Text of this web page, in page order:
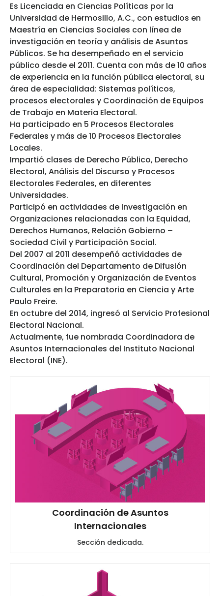
Es Licenciada en Ciencias Políticas por la
Universidad de Hermosillo, A.C., con estudios en
Maestría en Ciencias Sociales con línea de
investigación en teoría y análisis de Asuntos
Públicos. Se ha desempeñado en el servicio
público desde el 2011. Cuenta con más de 10 años
de experiencia en la función pública electoral, su
área de especialidad: Sistemas políticos,
procesos electorales y Coordinación de Equipos
de Trabajo en Materia Electoral.
Ha participado en 5 Procesos Electorales
Federales y más de 10 Procesos Electorales
Locales.
Impartió clases de Derecho Público, Derecho
Electoral, Análisis del Discurso y Procesos
Electorales Federales, en diferentes
Universidades.
Participó en actividades de Investigación en
Organizaciones relacionadas con la Equidad,
Derechos Humanos, Relación Gobierno –
Sociedad Civil y Participación Social.
Del 2007 al 2011 desempeñó actividades de
Coordinación del Departamento de Difusión
Cultural, Promoción y Organización de Eventos
Culturales en la Preparatoria en Ciencia y Arte
Paulo Freire.
En octubre del 2014, ingresó al Servicio Profesional
Electoral Nacional.
Actualmente, fue nombrada Coordinadora de
Asuntos Internacionales del Instituto Nacional
Electoral (INE).
Coordinación de Asuntos
Internacionales
Sección dedicada.